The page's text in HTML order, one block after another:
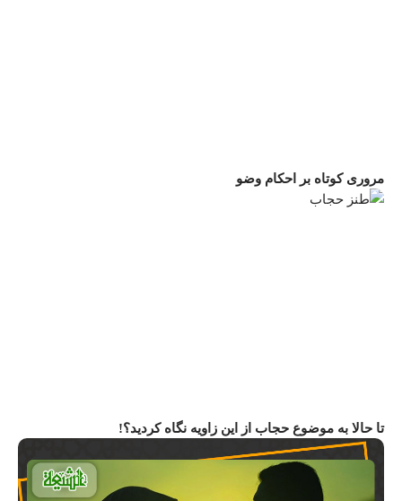
مروری کوتاه بر احکام وضو
تا حالا به موضوع حجاب از این زاویه نگاه کردید؟!